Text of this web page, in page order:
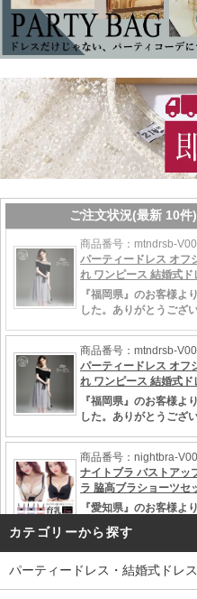
カテゴリーから探す
パーティードレス・結婚式ドレス